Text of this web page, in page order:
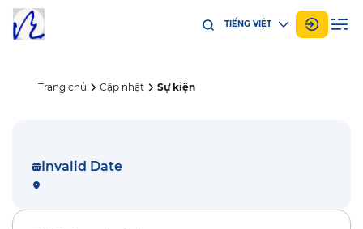
TIẾNG VIỆT
Trang chủ Cập nhật Sự kiện
Invalid Date